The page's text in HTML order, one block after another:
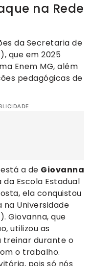
na Rede
da Secretaria de
que em 2025
Enem MG, além
pedagógicas de
a de Giovanna
da Escola Estadual
ela conquistou
Universidade
Giovanna, que
utilizou as
treinar durante o
o trabalho.